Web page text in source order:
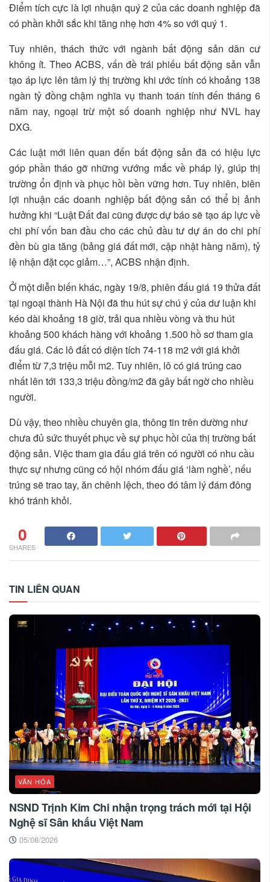
Điểm tích cực là lợi nhuận quý 2 của các doanh nghiệp đã
có phần khởi sắc khi tăng nhẹ hơn 4% so với quý 1.
Tuy nhiên, thách thức với ngành bất động sản dân cư
không ít. Theo ACBS, vấn đề trái phiếu bất động sản vẫn
tạo áp lực lên tâm lý thị trường khi ước tính có khoảng 138
ngàn tỷ đồng chậm nghĩa vụ thanh toán tính đến tháng 6
năm nay, ngoại trừ một số doanh nghiệp như NVL hay
DXG.
Các luật mới liên quan đến bất động sản đã có hiệu lực
góp phần tháo gỡ những vướng mắc về pháp lý, giúp thị
trường ổn định và phục hồi bền vững hơn. Tuy nhiên, biên
lợi nhuận các doanh nghiệp bất động sản có thể bị ảnh
hưởng khi “Luật Đất đai cũng được dự báo sẽ tạo áp lực về
chi phí vốn ban đầu cho các chủ đầu tư dự án do chi phí
đền bù gia tăng (bảng giá đất mới, cập nhật hàng năm), tỷ
lệ nhận đặt cọc giảm…”, ACBS nhận định.
Ở một diễn biến khác, ngày 19/8, phiên đấu giá 19 thửa đất
tại ngoại thành Hà Nội đã thu hút sự chú ý của dư luận khi
kéo dài khoảng 18 giờ, trải qua nhiều vòng và thu hút
khoảng 500 khách hàng với khoảng 1.500 hồ sơ tham gia
đấu giá. Các lô đất có diện tích 74-118 m2 với giá khởi
điểm từ 7,3 triệu mỗi m2. Tuy nhiên, lô có giá trúng cao
nhất lên tới 133,3 triệu đồng/m2 đã gây bất ngờ cho nhiều
người.
Dù vậy, theo nhiều chuyên gia, thông tin trên dường như
chưa đủ sức thuyết phục về sự phục hồi của thị trường bất
động sản. Việc tham gia đấu giá trên có người có nhu cầu
thực sự nhưng cũng có hội nhóm đấu giá ‘làm nghề’, nếu
trúng sẽ trao tay, ăn chênh lệch, theo đó tâm lý đám đông
khó tránh khỏi.
0
SHARES
TIN LIÊN QUAN
VĂN HÓA
NSND Trịnh Kim Chi nhận trọng trách mới tại Hội
Nghệ sĩ Sân khấu Việt Nam
05/08/2026